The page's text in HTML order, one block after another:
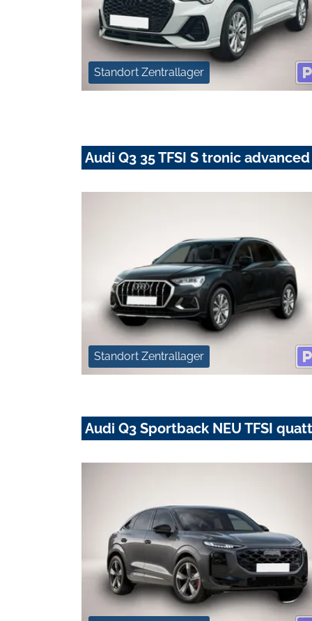
Standort Zentrallager
Audi Q3 35 TFSI S tronic
Standort Zentrallager
Audi Q3 Sportback NEU TFSI